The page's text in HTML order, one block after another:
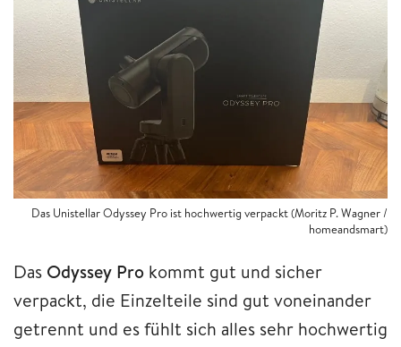
Das Unistellar Odyssey Pro ist hochwertig verpackt (Moritz P. Wagner /
homeandsmart)
Das Odyssey Pro kommt gut und sicher
verpackt, die Einzelteile sind gut voneinander
getrennt und es fühlt sich alles sehr hochwertig